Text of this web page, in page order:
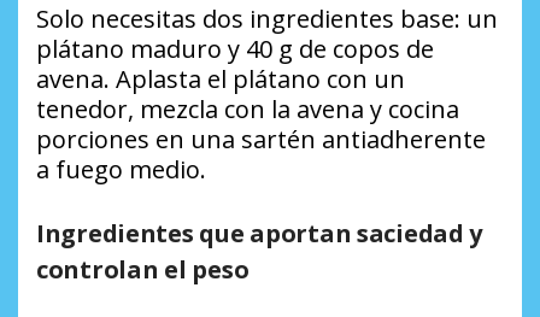
Solo necesitas dos ingredientes base: un
plátano maduro y 40 g de copos de
avena. Aplasta el plátano con un
tenedor, mezcla con la avena y cocina
porciones en una sartén antiadherente
a fuego medio.
Ingredientes que aportan saciedad y
controlan el peso